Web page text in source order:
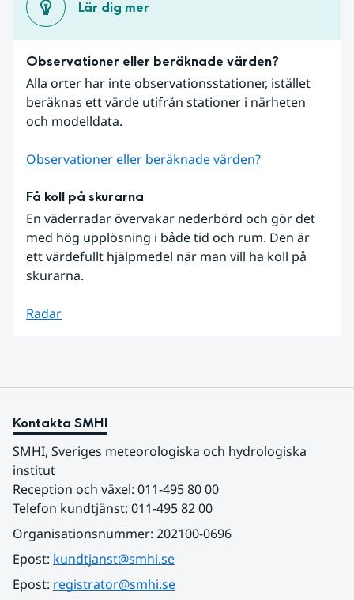
Lär dig mer
Observationer eller beräknade värden?
Alla orter har inte observationsstationer, istället
beräknas ett värde utifrån stationer i närheten
och modelldata.
Observationer eller beräknade värden?
Få koll på skurarna
En väderradar övervakar nederbörd och gör det
med hög upplösning i både tid och rum. Den är
ett värdefullt hjälpmedel när man vill ha koll på
skurarna.
Radar
Kontakta SMHI
SMHI, Sveriges meteorologiska och hydrologiska
institut
Reception och växel: 011-495 80 00
Telefon kundtjänst: 011-495 82 00
Organisationsnummer: 202100-0696
Epost: kundtjanst@smhi.se
Epost: registrator@smhi.se